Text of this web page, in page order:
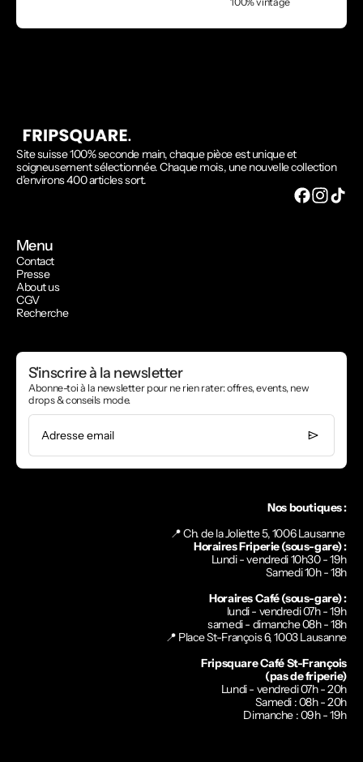
Site suisse 100% seconde main, chaque pièce est unique et
soigneusement sélectionnée. Chaque mois, une nouvelle collection
d'environs 400 articles sort.
Menu
Contact
Presse
About us
CGV
Recherche
S'inscrire à la newsletter
Abonne-toi à la newsletter pour ne rien rater: offres, events, new
drops & conseils mode.
Adresse email
Nos boutiques :
📍 Ch. de la Joliette 5, 1006 Lausanne
Horaires Friperie (sous-gare) :
Lundi - vendredi 10h30 - 19h
Samedi 10h - 18h
Horaires Café (sous-gare) :
lundi - vendredi 07h - 19h
samedi - dimanche 08h - 18h
📍 Place St-François 6, 1003 Lausanne
Fripsquare Café St-François
(pas de friperie)
Lundi - vendredi 07h - 20h
Samedi : 08h - 20h
Dimanche : 09h - 19h